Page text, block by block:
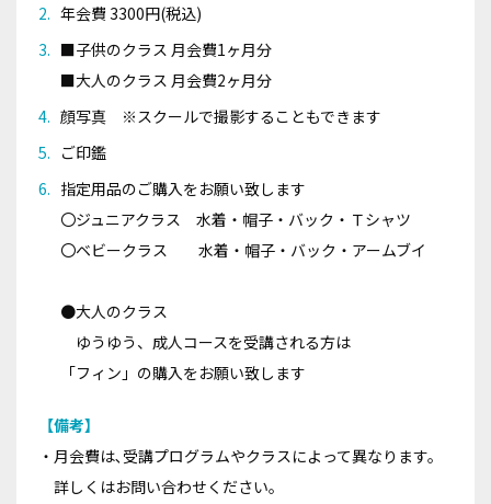
年会費 3300円(税込)
■子供のクラス 月会費1ヶ月分
■大人のクラス 月会費2ヶ月分
顔写真 ※スクールで撮影することもできます
ご印鑑
指定用品のご購入をお願い致します
〇ジュニアクラス 水着・帽子・バック・Ｔシャツ
〇ベビークラス 水着・帽子・バック・アームブイ
●大人のクラス
ゆうゆう、成人コースを受講される方は
「フィン」の購入をお願い致します
【備考】
・月会費は､受講プログラムやクラスによって異なります。
詳しくはお問い合わせください。